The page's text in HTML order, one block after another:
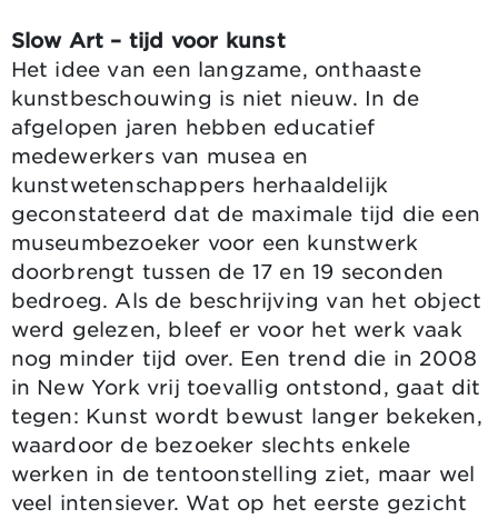
Slow Art – tijd voor kunst
Het idee van een langzame, onthaaste
kunstbeschouwing is niet nieuw. In de
afgelopen jaren hebben educatief
medewerkers van musea en
kunstwetenschappers herhaaldelijk
geconstateerd dat de maximale tijd die een
museumbezoeker voor een kunstwerk
doorbrengt tussen de 17 en 19 seconden
bedroeg. Als de beschrijving van het object
werd gelezen, bleef er voor het werk vaak
nog minder tijd over. Een trend die in 2008
in New York vrij toevallig ontstond, gaat dit
tegen: Kunst wordt bewust langer bekeken,
waardoor de bezoeker slechts enkele
werken in de tentoonstelling ziet, maar wel
veel intensiever. Wat op het eerste gezicht